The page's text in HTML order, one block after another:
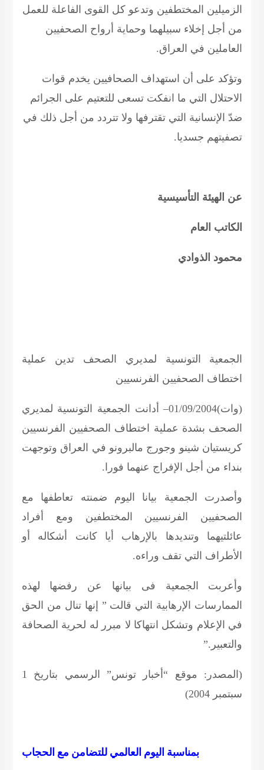
الزميلين المختطفين وتدعو كل القوى الفاعلة للعمل
من أجل إخلاء سبيلهما وحماية أرواح الصحفيين
العاملين في العراق.
وتؤكد على أن استهداف الصحافيين يخدم قوات
الاحتلال التي ما انفكت تسعى للتعتيم على الجرائم
ضدّ الإنسانية التي تقترفها ولا تتردد من أجل ذلك في
تصفيتهم جسديا.
عن الهيئة التأسيسية
الكاتب العام
محمود الذوادي
الجمعية التونسية لمديري الصحف تدين عملية
اختطاف الصحفيين الفرنسيين
(وات)01/09/2004– أدانت الجمعية التونسية لمديري
الصحف بشدة عملية اختطاف الصحفيين الفرنسيين
كريستيان شينو وجورج مالبرونو في العراق وتوجهت
بنداء من أجل الإفراج عنهما فورا.
وأصدرت الجمعية بيانا اليوم ضمنته تعاطفها مع
الصحفيين الفرنسيين المختطفين ومع أفراد
عائلتيهما وتنديدها بالإرهاب أيا كانت أشكاله أو
الأطراف التي تقف وراءه.
وأعربت الجمعية فى بيانها عن رفضها لهذه
الممارسات الإرهابية التي قالت ” إنها تنال من الحق
في الإعلام وتشكل انتهاكا لا مبرر له لحرية الصحافة
والتعبير.”
(المصدر: موقع “أخبار تونس” الرسمي بتاريخ 1
سبتمبر 2004)
بمناسبة اليوم العالمي للتضامن مع الحجاب